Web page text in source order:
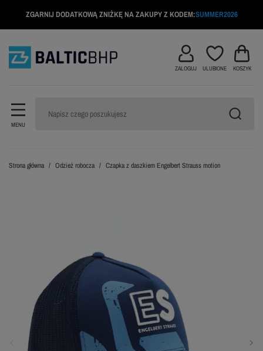
ZGARNIJ DODATKOWĄ ZNIŻKĘ NA ZAKUPY Z KODEM:SUMMER2026
MENU
ZALOGUJ ULUBIONE KOSZYK
Strona główna Odzież robocza Czapka z daszkiem Engelbert Strauss motion